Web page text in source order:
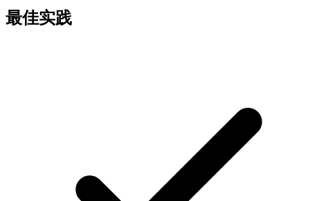
最佳实践